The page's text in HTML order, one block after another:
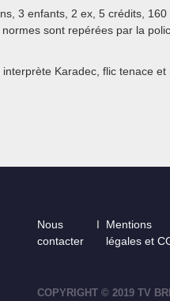
3 enfants, 2 ex, 5 crédits,
normes sont repérées par la
interprète Karadec, flic tenace
Footer
Nous
contacter
Mentions
légales et
COPYRIGHT © 2019 TV